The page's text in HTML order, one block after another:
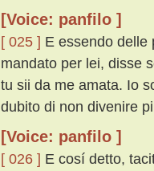
[Voice: panfilo ]
[ 025 ] E essendo delle
mandato per lei, disse
tu sii da me amata. Io
dubito di non divenire
[Voice: panfilo ]
[ 026 ] E cosí detto,